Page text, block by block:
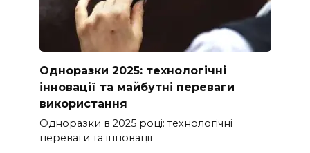
Одноразки 2025: технологічні
інновації та майбутні переваги
використання
Одноразки в 2025 році: технологічні
переваги та інновації